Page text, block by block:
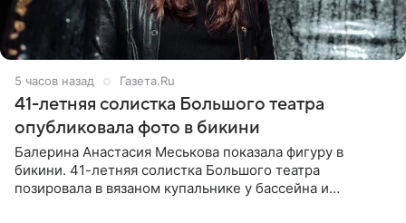
5 часов назад Газета.Ru
41-летняя солистка Большого театра
опубликовала фото в бикини
Балерина Анастасия Меськова показала фигуру в
бикини. 41-летняя солистка Большого театра
позировала в вязаном купальнике у бассейна и